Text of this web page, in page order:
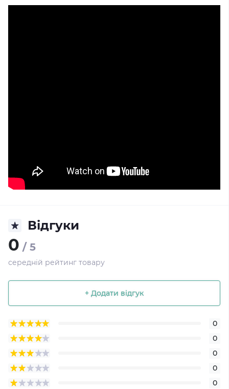
Відгуки
0 / 5
середній рейтинг товару
+ Додати відгук
0
0
0
0
0